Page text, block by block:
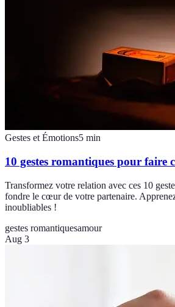
Gestes et Émotions5 min
10 gestes romantiques pour faire
Transformez votre relation avec ces 10
fondre le cœur de votre partenaire.
inoubliables !
gestes romantiquesamour
Aug 3